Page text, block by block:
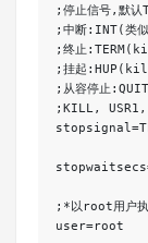
;停止信号,默认
;中断:INT(类
;终止
;挂起
;从容停止
;KILL,
;*以root用户
user=root